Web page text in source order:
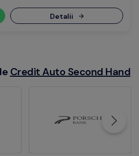
Detalii
Credit Auto Second Hand